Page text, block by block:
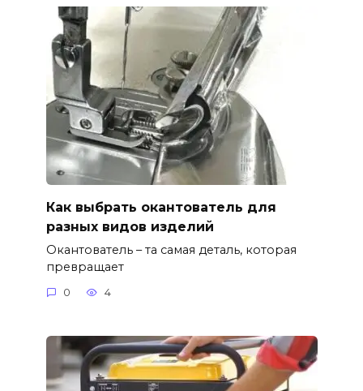
Как выбрать окантователь для
разных видов изделий
Окантователь – та самая деталь, которая
превращает
0 4